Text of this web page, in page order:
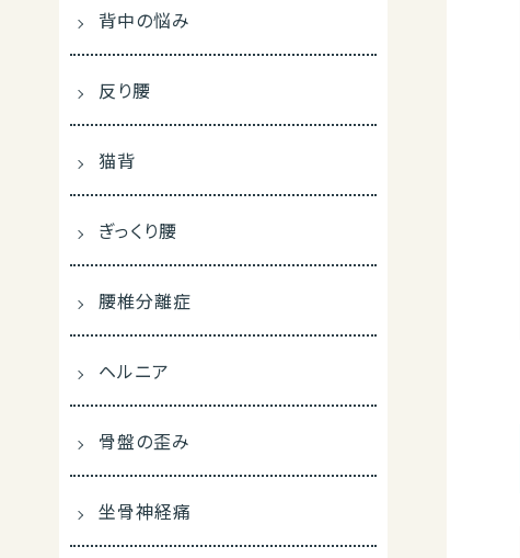
背中の悩み
反り腰
猫背
ぎっくり腰
腰椎分離症
ヘルニア
骨盤の歪み
坐骨神経痛